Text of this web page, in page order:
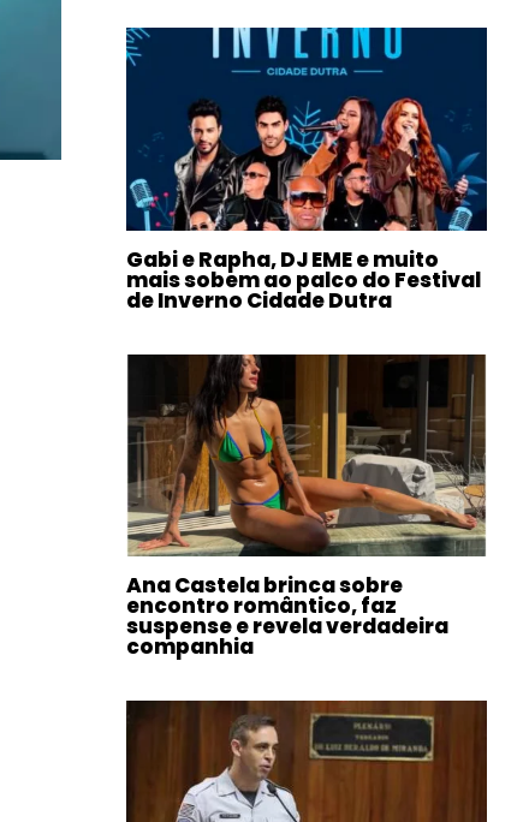
Gabi e Rapha, DJ EME e muito
mais sobem ao palco do Festival
de Inverno Cidade Dutra
Ana Castela brinca sobre
encontro romântico, faz
suspense e revela verdadeira
companhia